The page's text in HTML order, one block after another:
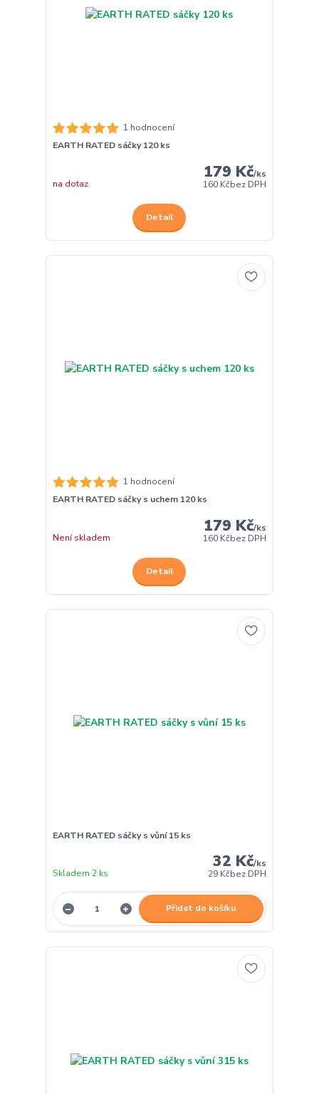
1 hodnocení
EARTH RATED sáčky 120 ks
179 Kč/ks
160 Kčbez DPH
na dotaz
Detail
1 hodnocení
EARTH RATED sáčky s uchem 120 ks
179 Kč/ks
160 Kčbez DPH
Není skladem
Detail
EARTH RATED sáčky s vůní 15 ks
32 Kč/ks
29 Kčbez DPH
Skladem 2 ks
Přidat do košíku